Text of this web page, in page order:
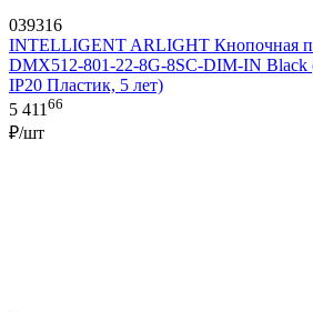
039316
INTELLIGENT ARLIGHT Кнопочная
DMX512-801-22-8G-8SC-DIM-IN Black
IP20 Пластик, 5 лет)
5 41166
₽/шт